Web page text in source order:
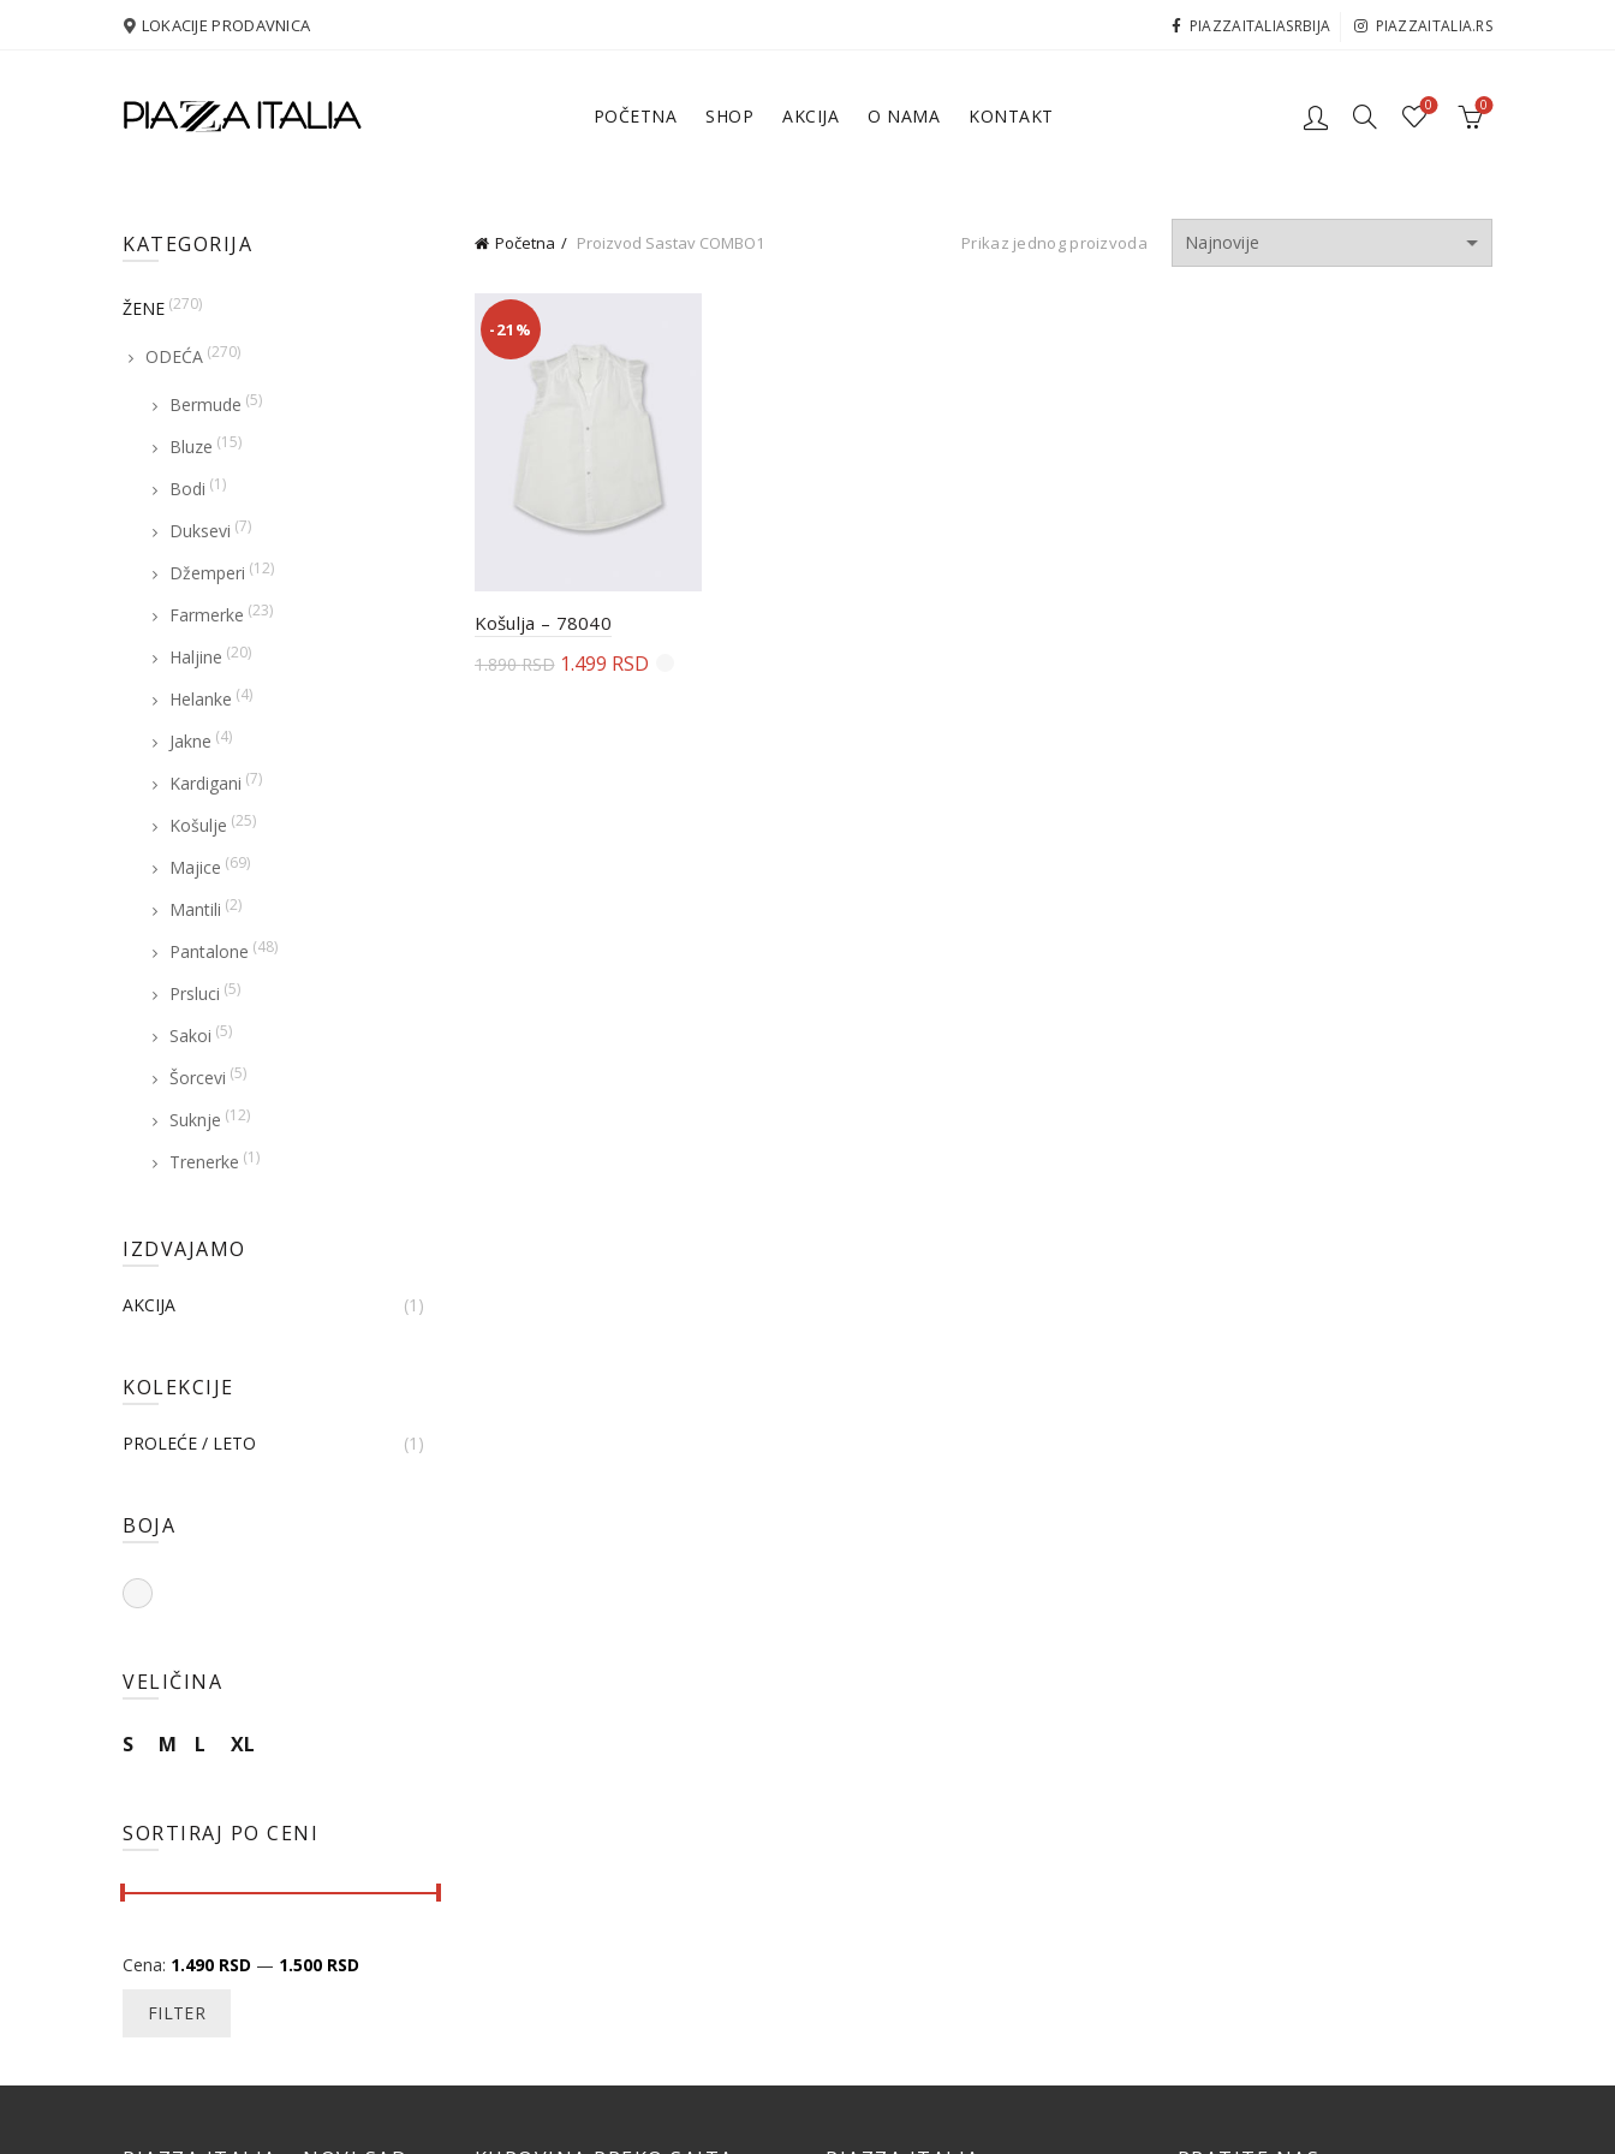
LOKACIJE PRODAVNICA PIAZZAITALIASRBIJA PIAZZAITALIA.RS
POČETNA SHOP AKCIJA O NAMA KONTAKT 0 0
Početna Proizvod SastavCOMBO1 Prikaz jednog proizvoda
-21%
Košulja – 78040
1.890RSD 1.499 RSD
KATEGORIJA
ŽENE (270)
ODEĆA (270)
Bermude (5)
Bluze (15)
Bodi (1)
Duksevi (7)
Džemperi (12)
Farmerke (23)
Haljine (20)
Helanke (4)
Jakne (4)
Kardigani (7)
Košulje (25)
Majice (69)
Mantili (2)
Pantalone (48)
Prsluci (5)
Sakoi (5)
Šorcevi (5)
Suknje (12)
Trenerke (1)
IZDVAJAMO
AKCIJA (1)
KOLEKCIJE
PROLEĆE / LETO (1)
BOJA
VELIČINA
S M L XL
SORTIRAJ PO CENI
FILTER
Cena: 1.490 RSD — 1.500 RSD